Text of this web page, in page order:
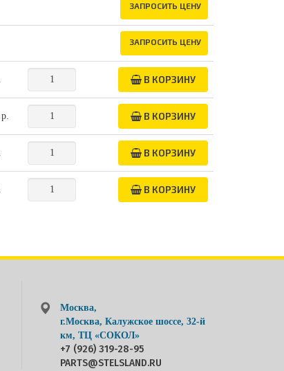
ЗАПРОСИТЬ ЦЕНУ
ЗАПРОСИТЬ ЦЕНУ
В КОРЗИНУ
В КОРЗИНУ
В КОРЗИНУ
В КОРЗИНУ
Москва,
г.Москва, Калужское шоссе, 32-й
км, ТЦ «СОКОЛ»
+7 (926) 319-28-95
PARTS@STELSLAND.RU